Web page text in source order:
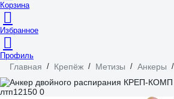
Корзина
Избранное
Профиль
Главная / Крепёж / Метизы / Анкеры /